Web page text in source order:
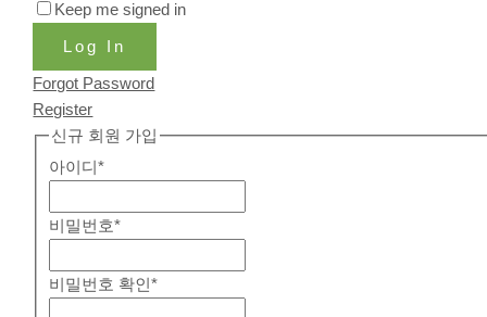
Keep me signed in
Log In
Forgot Password
Register
신규 회원 가입
아이디*
비밀번호*
비밀번호 확인*